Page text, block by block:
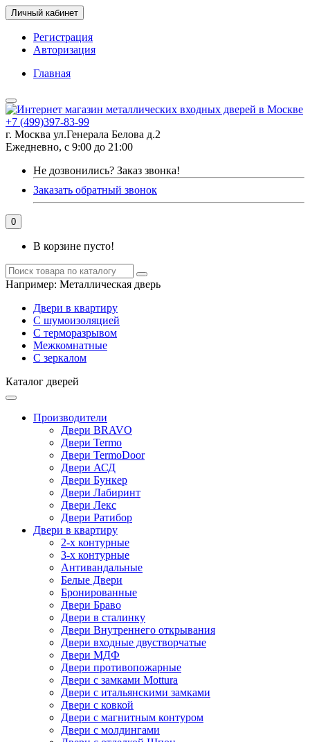
Личный кабинет
Регистрация
Авторизация
Главная
+7 (499)397-83-99
г. Москва ул.Генерала Белова д.2
Ежедневно, с 9:00 до 21:00
Не дозвонились? Заказ звонка!
Заказать обратный звонок
0
В корзине пусто!
Например: Металлическая дверь
Двери в квартиру
С шумоизоляцией
С терморазрывом
Межкомнатные
С зеркалом
Каталог дверей
Производители
Двери BRAVO
Двери Termo
Двери TermoDoor
Двери АСД
Двери Бункер
Двери Лабиринт
Двери Лекс
Двери Ратибор
Двери в квартиру
2-х контурные
3-х контурные
Антивандальные
Белые Двери
Бронированные
Двери Браво
Двери в сталинку
Двери Внутреннего открывания
Двери входные двустворчатые
Двери МДФ
Двери противопожарные
Двери с замками Mottura
Двери с итальянскими замками
Двери с ковкой
Двери с магнитным контуром
Двери с молдингами